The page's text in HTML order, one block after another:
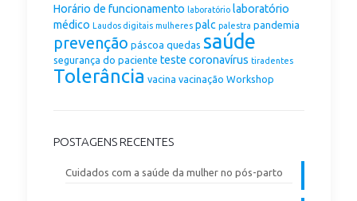
Horário de funcionamento laboratório laboratório
médico Laudos digitais mulheres palc palestra pandemia
prevenção páscoa quedas saúde
segurança do paciente teste coronavírus tiradentes
Tolerância vacina vacinação Workshop
POSTAGENS RECENTES
Cuidados com a saúde da mulher no pós-parto